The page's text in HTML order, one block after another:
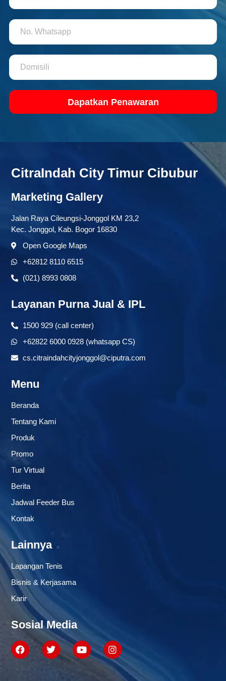
Dapatkan Penawaran
CitraIndah City Timur Cibubur
Marketing Gallery
Jalan Raya Cileungsi-Jonggol KM 23,2
Kec. Jonggol, Kab. Bogor 16830
Open Google Maps
+62812 8110 6515
(021) 8993 0808
Layanan Purna Jual & IPL
1500 929 (call center)
+62822 6000 0928 (whatsapp CS)
cs.citraindahcityjonggol@ciputra.com
Menu
Beranda
Tentang Kami
Produk
Promo
Tur Virtual
Berita
Jadwal Feeder Bus
Kontak
Lainnya
Lapangan Tenis
Bisnis & Kerjasama
Karir
Sosial Media